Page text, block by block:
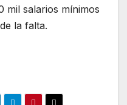
mil salarios mínimos
la falta.